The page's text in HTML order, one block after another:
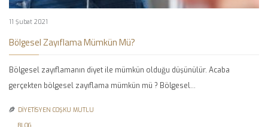
11 Şubat 2021
Bölgesel Zayıflama Mümkün Mü?
Bölgesel zayıflamanın diyet ile mümkün olduğu düşünülür. Acaba
gerçekten bölgesel zayıflama mümkün mü ? Bölgesel…
 DIYETISYEN COŞKU MUTLU